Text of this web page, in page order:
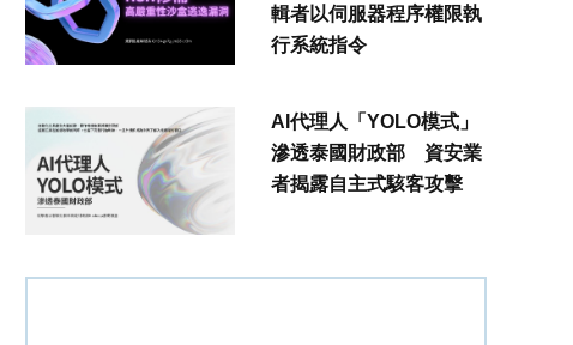
輯者以伺服器程序權限執
行系統指令
AI代理人「YOLO模式」
滲透泰國財政部 資安業
者揭露自主式駭客攻擊